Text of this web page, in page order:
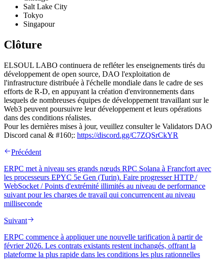
Salt Lake City
Tokyo
Singapour
Clôture
ELSOUL LABO continuera de refléter les enseignements tirés du
développement de open source, DAO l'exploitation de
l'infrastructure distribuée à l'échelle mondiale dans le cadre de ses
efforts de R-D, en appuyant la création d'environnements dans
lesquels de nombreuses équipes de développement travaillant sur le
Web3 peuvent poursuivre leur développement et leurs opérations
dans des conditions réalistes.
Pour les dernières mises à jour, veuillez consulter le Validators DAO
Discord canal & #160;: https://discord.gg/C7ZQSrCkYR
Précédent
ERPC met à niveau ses grands nœuds RPC Solana à Francfort avec
les processeurs EPYC 5e Gen (Turin). Faire progresser HTTP /
WebSocket / Points d'extrémité illimités au niveau de performance
suivant pour les charges de travail qui concurrencent au niveau
milliseconde
Suivant
ERPC commence à appliquer une nouvelle tarification à partir de
février 2026. Les contrats existants restent inchangés, offrant la
plateforme la plus rapide dans les conditions les plus rationnelles